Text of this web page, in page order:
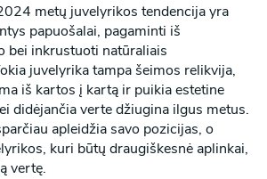
metų juvelyrikos tendencija yra
papuošalai, pagaminti iš
bei inkrustuoti natūraliais
juvelyrika tampa šeimos relikvija,
iš kartos į kartą ir puikia estetine
didėjančia verte džiugina ilgus metus.
apleidžia savo pozicijas, o
kuri būtų draugiškesnė aplinkai,
vertę.